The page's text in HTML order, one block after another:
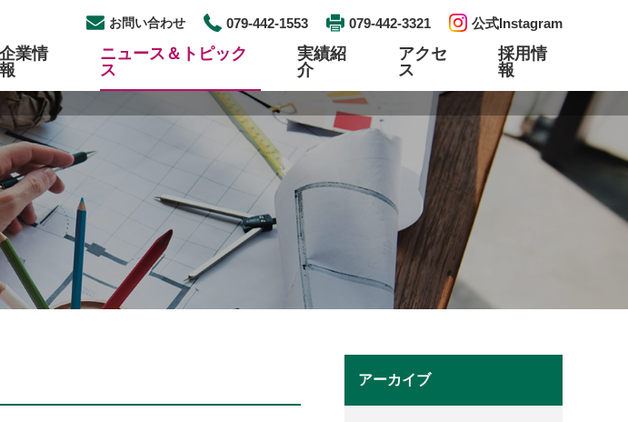
お問い合わせ 079-442-1553 079-442-3321 公式Instagram
パイプ自動切断・開先加工工事 検査工事
各種プラントメンテナンス プレハブ配管・ユニット製作
ロープアクセス 土木建築
企業情
報
組織図 資格取得
公開情報について
ニュース＆トピック
ス
イベント一覧
実績紹
介
アクセ
ス
採用情
報
中途採用 エントリー
アーカイブ